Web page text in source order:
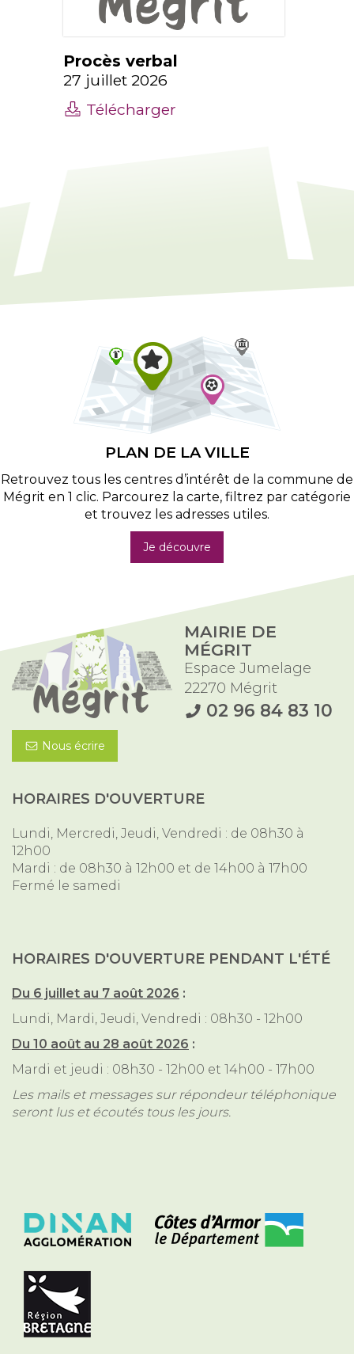
Procès verbal
27 juillet 2026
Télécharger
PLAN DE LA VILLE
Retrouvez tous les centres d’intérêt de la commune de
Mégrit en 1 clic. Parcourez la carte, filtrez par catégorie
et trouvez les adresses utiles.
Je découvre
MAIRIE DE
MÉGRIT
Espace Jumelage
22270 Mégrit
02 96 84 83 10
Nous écrire
HORAIRES D'OUVERTURE
Lundi, Mercredi, Jeudi, Vendredi : de 08h30 à
12h00
Mardi : de 08h30 à 12h00 et de 14h00 à 17h00
Fermé le samedi
HORAIRES D'OUVERTURE PENDANT L'ÉTÉ
Du 6 juillet au 7 août 2026 :
Lundi, Mardi, Jeudi, Vendredi : 08h30 - 12h00
Du 10 août au 28 août 2026 :
Mardi et jeudi : 08h30 - 12h00 et 14h00 - 17h00
Les mails et messages sur répondeur téléphonique
seront lus et écoutés tous les jours.